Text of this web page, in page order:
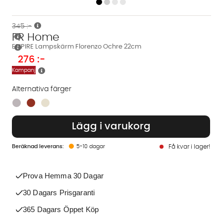
EMPIRE Lampskärm Florenzo Ochre 22cm
PR Home
276 :-
345 :-
Kampanj
Lägg i varukorg
5-10 dagar Få kvar i lager!
Alternativa färger
Finns även i dessa färger:
Prova Hemma 30 Dagar
30 Dagars Prisgaranti
365 Dagars Öppet Köp